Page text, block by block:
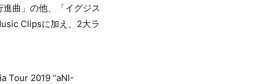
曲」の他、「イグジス
Clipsに加え、2大ラ
Tour 2019 “aNI-